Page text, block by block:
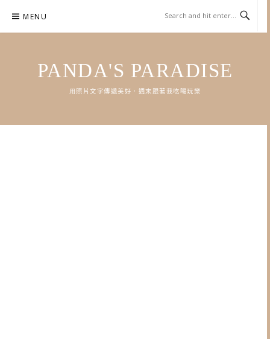
content
MENU
PANDA'S PARADISE
用照片文字傳遞美好．週末跟著我吃喝玩樂